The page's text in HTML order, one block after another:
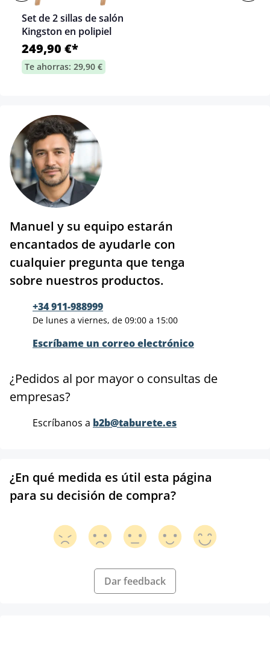
Set de 2 sillas de salón
Kingston en polipiel
249,90 €*
Te ahorras: 29,90 €
Manuel y su equipo estarán
encantados de ayudarle con
cualquier pregunta que tenga
sobre nuestros productos.
+34 911-988999
De lunes a viernes, de 09:00 a 15:00
Escríbame un correo electrónico
¿Pedidos al por mayor o consultas de
empresas?
Escríbanos a b2b@taburete.es
¿En qué medida es útil esta página
para su decisión de compra?
Dar feedback